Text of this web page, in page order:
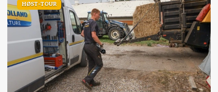
HØST-TOUR